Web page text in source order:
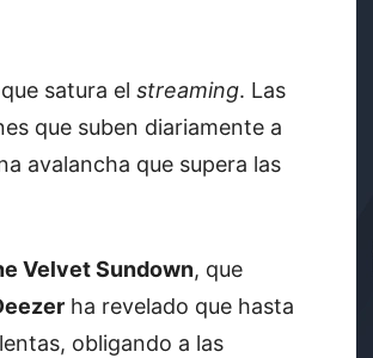
satura el streaming. Las
que suben diariamente a
avalancha que supera las
Velvet Sundown, que
ha revelado que hasta
obligando a las